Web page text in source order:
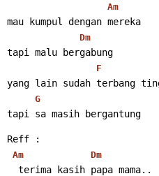
Am
mau kumpul dengan mereka
Dm
tapi malu bergabung
F
yang lain sudah terbang
G
tapi sa masih bergantung
Reff :
Am Dm
  terima kasih papa mama..